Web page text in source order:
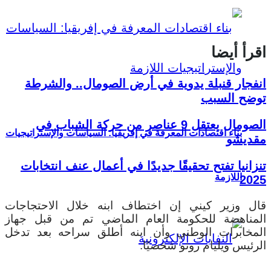
بناء اقتصادات المعرفة في إفريقيا: السياسات والإستراتيجيات
اللازمة
اقرأ أيضا
انفجار قنبلة يدوية في أرض الصومال.. والشرطة
توضح السبب
الصومال يعتقل 9 عناصر من حركة الشباب في
مقديشو
تنزانيا تفتح تحقيقًا جديدًا في أعمال عنف انتخابات
2025
قال وزير كيني إن اختطاف ابنه خلال الاحتجاجات
المناهضة للحكومة العام الماضي تم من قبل جهاز
المخابرات الوطني وأن ابنه أطلق سراحه بعد تدخل
الرئيس ويليام روتو شخصيًا.